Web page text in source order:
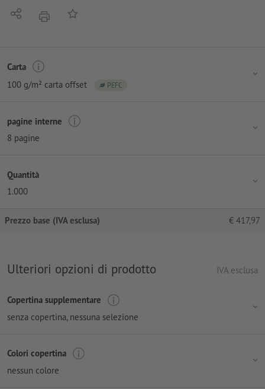
Condividistamparealla lista preferiti
Carta
100 g/m² carta offset
PEFC
pagine interne
8 pagine
Quantità
1.000
Prezzo base (IVA esclusa) € 417,97
Ulteriori opzioni di prodotto IVA esclusa
Copertina supplementare
senza copertina, nessuna selezione
Colori copertina
nessun colore